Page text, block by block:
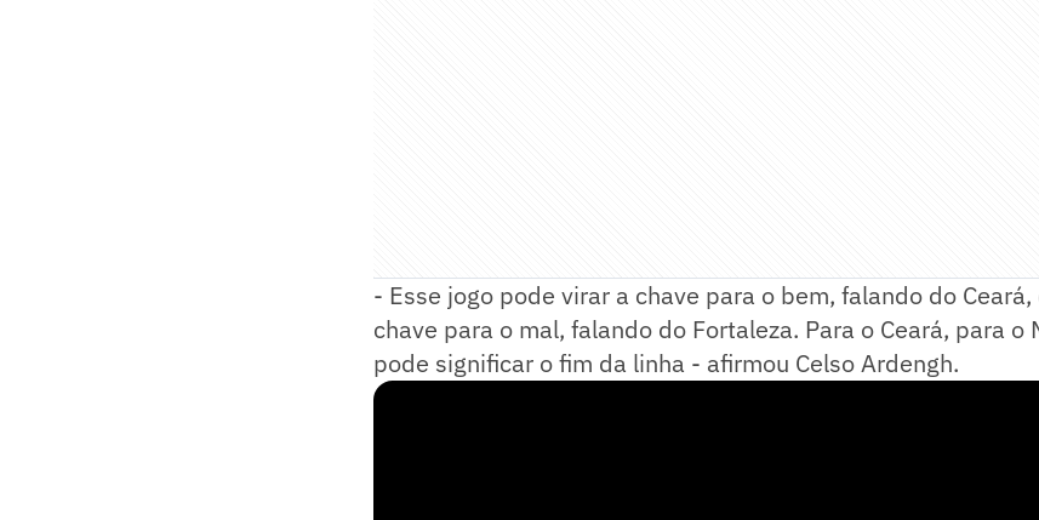
- Esse jogo pode virar a chave para o bem, falando do
chave para o mal, falando do Fortaleza. Para o Ceará, para o
pode significar o fim da linha - afirmou Celso Ardengh.